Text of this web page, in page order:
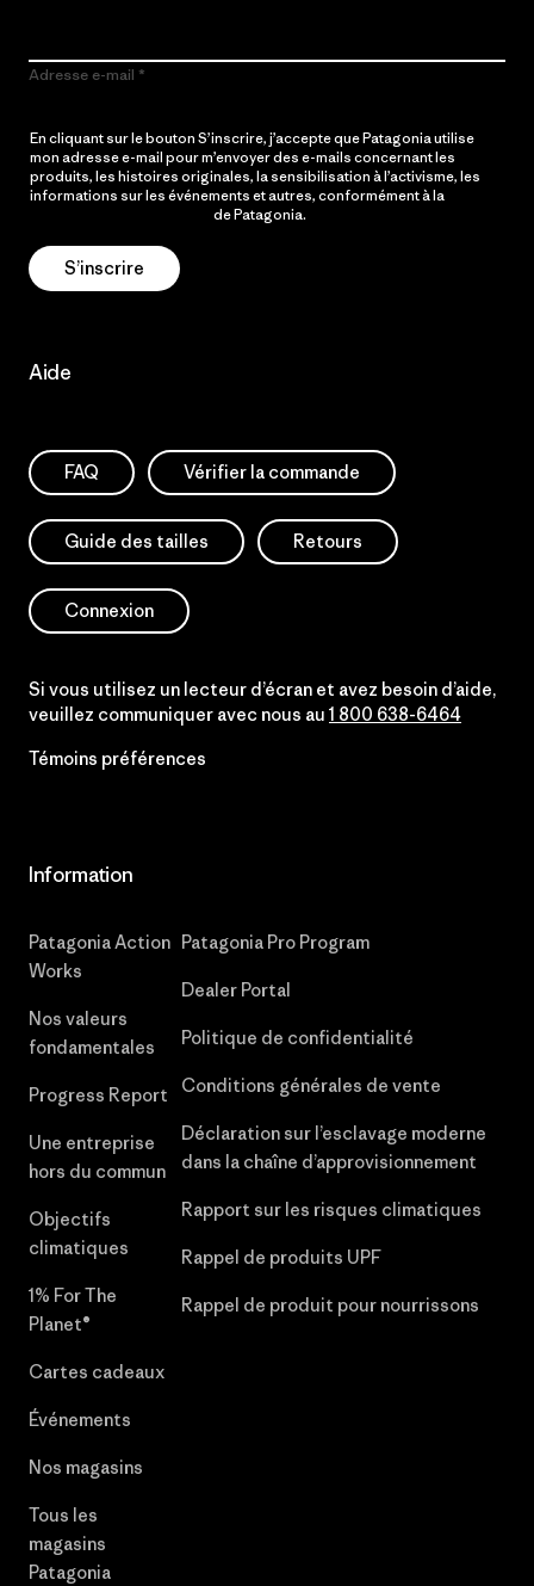
Adresse e-mail
En cliquant sur le bouton S’inscrire, j’accepte que Patagonia utilise
mon adresse e-mail pour m’envoyer des e-mails concernant les
produits, les histoires originales, la sensibilisation à l’activisme, les
informations sur les événements et autres, conformément à la
de Patagonia.
S’inscrire
Aide
FAQ Vérifier la commande
Guide des tailles Retours
Connexion
Si vous utilisez un lecteur d’écran et avez besoin d’aide,
veuillez communiquer avec nous au 1 800 638-6464
Témoins préférences
Information
Patagonia Action
Works
Nos valeurs
fondamentales
Progress Report
Une entreprise
hors du commun
Objectifs
climatiques
1% For The
Planet®
Cartes cadeaux
Événements
Nos magasins
Tous les
magasins
Patagonia
Patagonia Pro Program
Dealer Portal
Politique de confidentialité
Conditions générales de vente
Déclaration sur l’esclavage moderne
dans la chaîne d’approvisionnement
Rapport sur les risques climatiques
Rappel de produits UPF
Rappel de produit pour nourrissons